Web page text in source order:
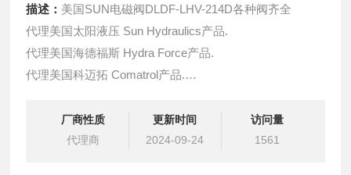
描述： 美国SUN电磁阀DLDF-LHV-214D各种阀齐全
代理美国太阳液压 Sun Hydraulics产品.
代理美国海德福斯 Hydra Force产品.
代理美国科迈拓 Comatrol产品.
提供油路系统设计,油路块设计,阀块设计与选型
液压油缸，经销力士乐、派克、中国台湾北部等液压元件
厂商性质
代理商
更新时间
2024-09-24
访问量
1561